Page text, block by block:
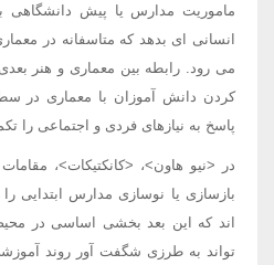
ماموریت مدارس یا پیش دانشگاهی
انسانی ای بدهد که متاسفانه در
می رود. رابطه بین معماری و هنر
کردن دانش آموزان با معماری در
پاسخ به نیازهای فردی و اجتماعی را
در <نیو هاون>، <کانکتیکات>،
بازسازی یا نوسازی مدارس ابتدایی
اند که این بعد بخشی اساسی در
تواند به طرزی شگفت آور روند